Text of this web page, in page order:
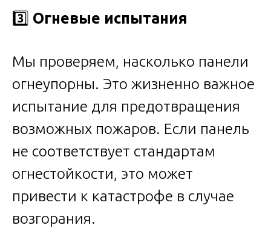
3️⃣ Огневые испытания
Мы проверяем, насколько панели
огнеупорны. Это жизненно важное
испытание для предотвращения
возможных пожаров. Если панель
не соответствует стандартам
огнестойкости, это может
привести к катастрофе в случае
возгорания.